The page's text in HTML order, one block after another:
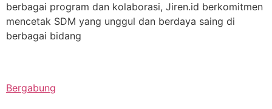
berbagai program dan kolaborasi, Jiren.id berkomitmen
mencetak SDM yang unggul dan berdaya saing di
berbagai bidang
Bergabung